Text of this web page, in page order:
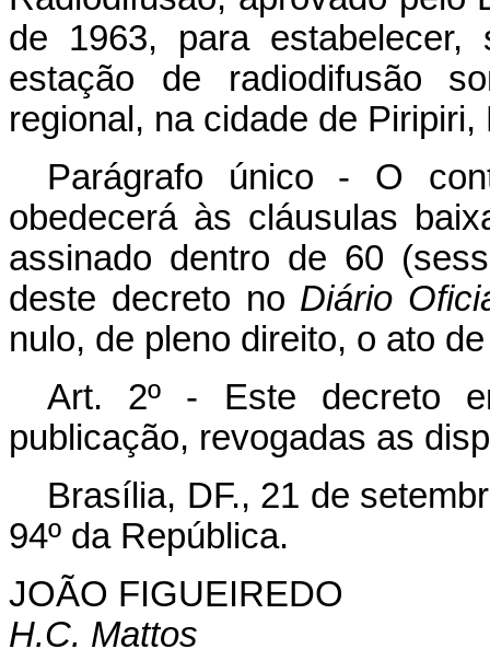
de 1963, para estabelecer,
estação de radiodifusão
regional, na cidade de
Parágrafo único - O
obedecerá às cláusulas
assinado dentro de 60
deste decreto no Diário
nulo, de pleno direito, o ato
Art. 2º - Este decreto
publicação, revogadas as
Brasília, DF., 21 de
94º da República.
JOÃO FIGUEIREDO
H.C. Mattos